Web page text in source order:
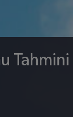
Tahmini